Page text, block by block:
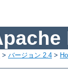
> バージョン 2.4 >